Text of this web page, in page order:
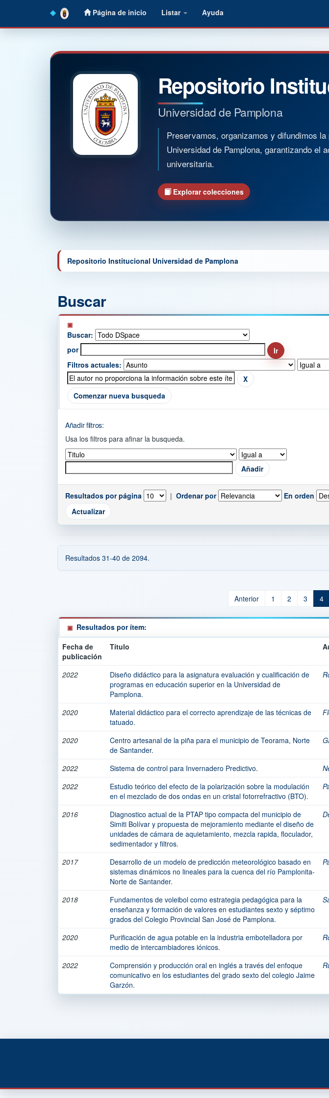
Página de inicio Listar Ayuda
Repositorio
Universidad de Pamplona
Preservamos, organizamos y difundimos
Universidad de Pamplona, garantizando el
universitaria.
Explorar colecciones
Repositorio Institucional Universidad de Pamplona
Buscar
Buscar:
por
Filtros actuales:
Comenzar nueva busqueda
Añadir filtros:
Usa los filtros para afinar la busqueda.
Resultados por página | Ordenar por En orden
Resultados 31-40 de 2094.
Anterior 1 2 3 4
Resultados por ítem:
Fecha de
publicación
Título
2022
Diseño didáctico para la asignatura evaluación y cualificación de
programas en educación superior en la Universidad de
Pamplona.
2020
Material didáctico para el correcto aprendizaje de las técnicas de
tatuado.
2020
Centro artesanal de la piña para el municipio de Teorama, Norte
de Santander.
2022 Sistema de control para Invernadero Predictivo.
2022
Estudio teórico del efecto de la polarización sobre la modulación
en el mezclado de dos ondas en un cristal fotorrefractivo (BTO).
2016
Diagnostico actual de la PTAP tipo compacta del municipio de
Simiti Bolívar y propuesta de mejoramiento mediante el diseño de
unidades de cámara de aquietamiento, mezcla rapida, floculador,
sedimentador y filtros.
2017
Desarrollo de un modelo de predicción meteorológico basado en
sistemas dinámicos no lineales para la cuenca del río Pamplonita-
Norte de Santander.
2018
Fundamentos de voleibol como estrategia pedagógica para la
enseñanza y formación de valores en estudiantes sexto y séptimo
grados del Colegio Provincial San José de Pamplona.
2020
Purificación de agua potable en la industria embotelladora por
medio de intercambiadores iónicos.
2022
Comprensión y producción oral en inglés a través del enfoque
comunicativo en los estudiantes del grado sexto del colegio Jaime
Garzón.